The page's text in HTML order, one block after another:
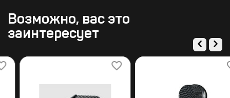
Возможно, вас это
заинтересует